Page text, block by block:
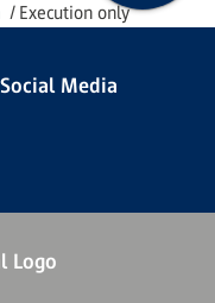
Execution only
Media